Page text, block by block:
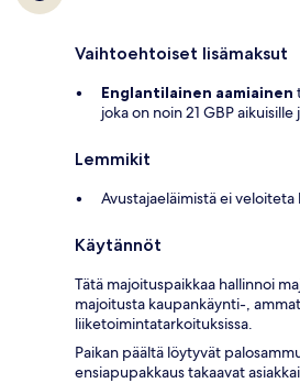
Vaihtoehtoiset lisämaksut
Englantilainen aamiainen
joka on noin 21 GBP aikuisille
Lemmikit
Avustajaeläimistä ei veloiteta
Käytännöt
Tätä majoituspaikkaa hallinnoi
majoitusta kaupankäynti-,
liiketoimintatarkoituksissa.
Paikan päältä löytyvät
ensiapupakkaus takaavat